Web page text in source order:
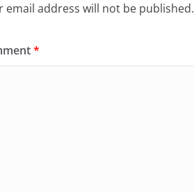
email address will not be published.
*